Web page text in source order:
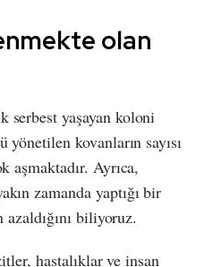
olan
serbest yaşayan koloni
kovanların sayısı
aşmaktadır. Ayrıca,
zamanda yaptığı bir
azaldığını biliyoruz.
hastalıklar ve insan